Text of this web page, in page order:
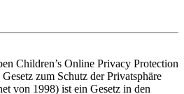
Children’s Online Privacy Protection
zum Schutz der Privatsphäre
von 1998) ist ein Gesetz in den